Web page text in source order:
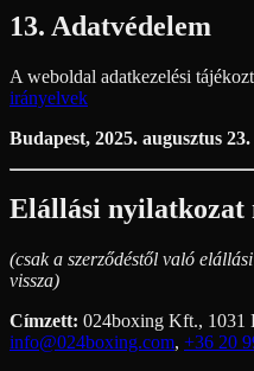
13. Adatvédelem
A weboldal adatkezelési
irányelvek
Budapest, 2025. augusztus 23.
Elállási nyilatkozat
(csak a szerződéstől való
vissza)
Címzett: 024boxing Kft., 1031
info@024boxing.com, +36 20